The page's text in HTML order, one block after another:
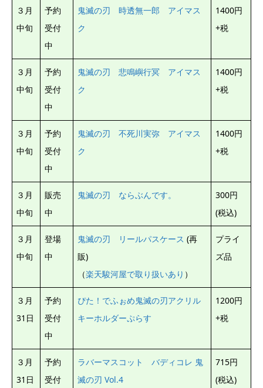
３月
中旬
予約
受付
中
鬼滅の刃 時透無一郎 アイマス
ク
1400円
+税
３月
中旬
予約
受付
中
鬼滅の刃 悲鳴嶼行冥 アイマス
ク
1400円
+税
３月
中旬
予約
受付
中
鬼滅の刃 不死川実弥 アイマス
ク
1400円
+税
３月
中旬
販売
中
鬼滅の刃 ならぶんです。
300円
(税込)
３月
中旬
登場
中
鬼滅の刃 リールパスケース (再
販)
（楽天駿河屋で取り扱いあり ）
プライ
ズ品
３月
31日
予約
受付
中
ぴた！でふぉめ鬼滅の刃アクリル
キーホルダーぷらす
1200円
+税
３月
31日
予約
受付
ラバーマスコット バディコレ 鬼
滅の刃 Vol.4
715円
(税込)